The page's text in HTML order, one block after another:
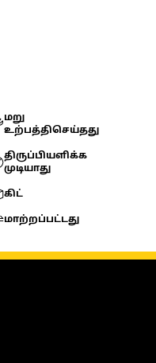
மறு
உற்பத்திசெய்தது
திருப்பியளிக்க
முடியாது
கிட்
மாற்றப்பட்டது